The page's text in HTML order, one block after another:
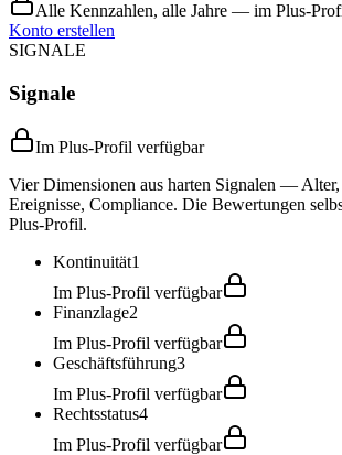
Alle Kennzahlen, alle Jahre — im Plus-
Konto erstellen
SIGNALE
Signale
Im Plus-Profil verfügbar
Vier Dimensionen aus harten Signalen —
Ereignisse, Compliance. Die Bewertungen
Plus-Profil.
Kontinuität1
Im Plus-Profil verfügbar
Finanzlage2
Im Plus-Profil verfügbar
Geschäftsführung3
Im Plus-Profil verfügbar
Rechtsstatus4
Im Plus-Profil verfügbar